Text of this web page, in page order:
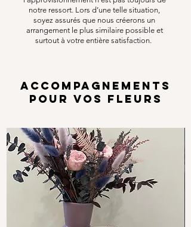
notre ressort. Lors d’une telle situation,
soyez assurés que nous créerons un
arrangement le plus similaire possible et
surtout à votre entière satisfaction.
ACCOMPAGNEMENTS
POUR VOS FLEURS